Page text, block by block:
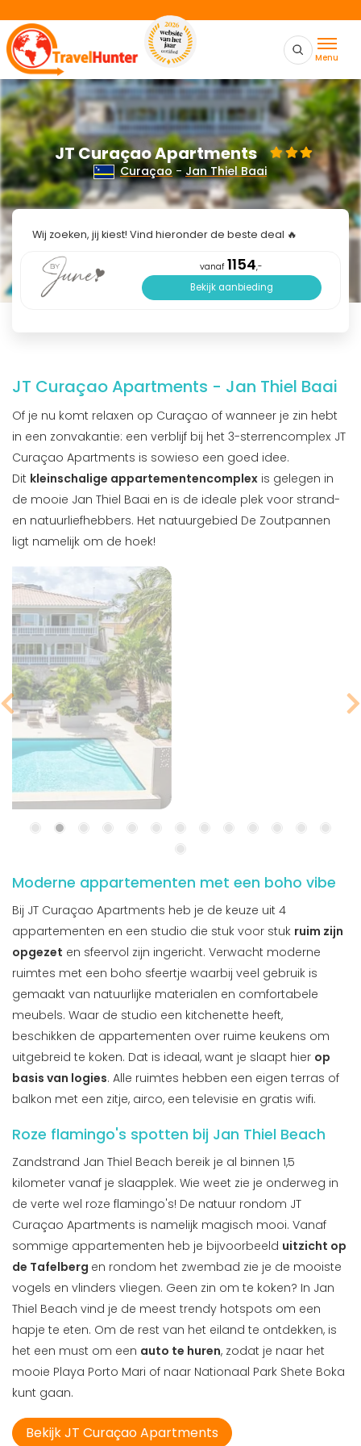
Menu
JT Curaçao Apartments
Curaçao - Jan Thiel Baai
Wij zoeken, jij kiest! Vind hieronder de beste deal 🔥
vanaf 1154,-
Bekijk aanbieding
JT Curaçao Apartments - Jan Thiel Baai
Of je nu komt relaxen op Curaçao of wanneer je zin hebt
in een zonvakantie: een verblijf bij het 3-sterrencomplex JT
Curaçao Apartments is sowieso een goed idee.
Dit kleinschalige appartementencomplex is gelegen in
de mooie Jan Thiel Baai en is de ideale plek voor strand-
en natuurliefhebbers. Het natuurgebied De Zoutpannen
ligt namelijk om de hoek!
Moderne appartementen met een boho vibe
Bij JT Curaçao Apartments heb je de keuze uit 4
appartementen en een studio die stuk voor stuk ruim zijn
opgezet en sfeervol zijn ingericht. Verwacht moderne
ruimtes met een boho sfeertje waarbij veel gebruik is
gemaakt van natuurlijke materialen en comfortabele
meubels. Waar de studio een kitchenette heeft,
beschikken de appartementen over ruime keukens om
uitgebreid te koken. Dat is ideaal, want je slaapt hier op
basis van logies. Alle ruimtes hebben een eigen terras of
balkon met een zitje, airco, een televisie en gratis wifi.
Roze flamingo's spotten bij Jan Thiel Beach
Zandstrand Jan Thiel Beach bereik je al binnen 1,5
kilometer vanaf je slaapplek. Wie weet zie je onderweg in
de verte wel roze flamingo's! De natuur rondom JT
Curaçao Apartments is namelijk magisch mooi. Vanaf
sommige appartementen heb je bijvoorbeeld uitzicht op
de Tafelberg en rondom het zwembad zie je de mooiste
vogels en vlinders vliegen. Geen zin om te koken? In Jan
Thiel Beach vind je de meest trendy hotspots om een
hapje te eten. Om de rest van het eiland te ontdekken, is
het een must om een auto te huren, zodat je naar het
mooie Playa Porto Mari of naar Nationaal Park Shete Boka
kunt gaan.
Bekijk JT Curaçao Apartments